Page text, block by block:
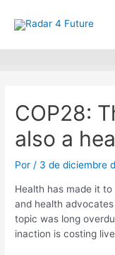
COP28:
also a
Por / 3 de diciembre
Health has made it
and health
topic was long
inaction is costing
de